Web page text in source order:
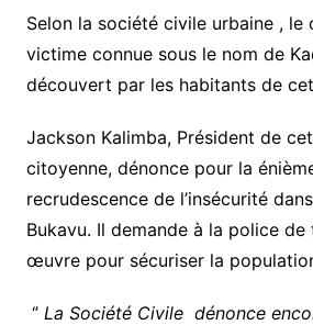
Selon la société civile urbaine , le
victime connue sous le nom de
découvert par les habitants de
Jackson Kalimba, Président de
citoyenne, dénonce pour la
recrudescence de l’insécurité
Bukavu. Il demande à la police
œuvre pour sécuriser la
‘’ La Société Civile dénonce